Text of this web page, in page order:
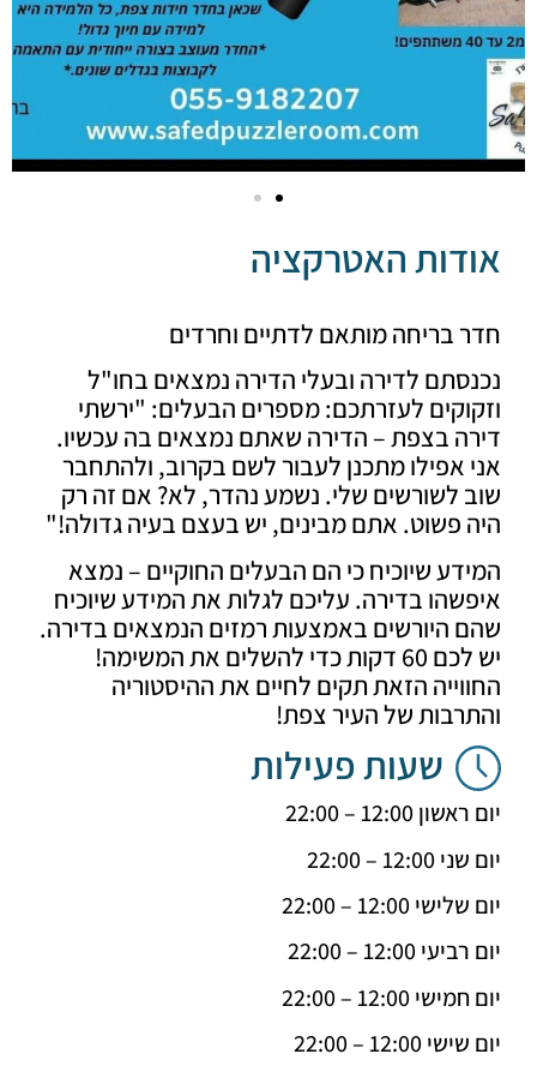
האטרקציה
בריחה מותאם לדתיים וחרדים
לדירה ובעלי הדירה נמצאים בחו"ל
לעזרתכם: מספרים הבעלים: "ירשתי
בצפת – הדירה שאתם נמצאים בה עכשיו.
אפילו מתכנן לעבור לשם בקרוב, ולהתחבר
לשורשים שלי. נשמע נהדר, לא? אם זה רק
פשוט. אתם מבינים, יש בעצם בעיה גדולה!"
שיוכיח כי הם הבעלים החוקיים – נמצא
בדירה. עליכם לגלות את המידע שיוכיח
היורשים באמצעות רמזים הנמצאים בדירה.
יש לכם 60 דקות כדי להשלים את המשימה!
הזאת תקים לחיים את ההיסטוריה
של העיר צפת!
שעות פעילות
– 22:00
12:00 – 22:00
– 22:00
12:00 – 22:00
– 22:00